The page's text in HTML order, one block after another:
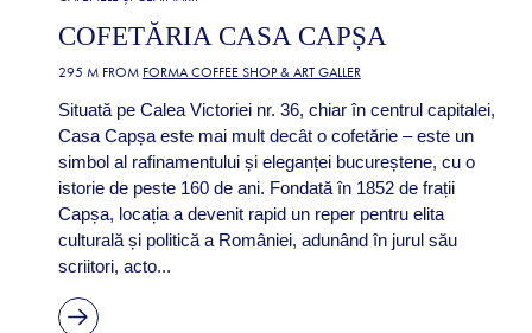
COFETĂRIA CASA CAPȘA
295 M FROM FORMA COFFEE SHOP & ART GALLER
Situată pe Calea Victoriei nr. 36, chiar în centrul capitalei,
Casa Capșa este mai mult decât o cofetărie – este un
simbol al rafinamentului și eleganței bucureștene, cu o
istorie de peste 160 de ani. Fondată în 1852 de frații
Capșa, locația a devenit rapid un reper pentru elita
culturală și politică a României, adunând în jurul său
scriitori, acto...